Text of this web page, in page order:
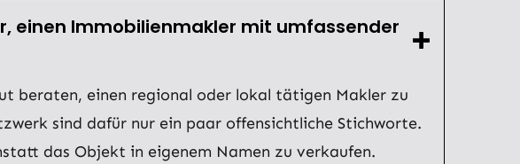
einen Immobilienmakler mit umfassender
beraten, einen regional oder lokal tätigen Makler zu
sind dafür nur ein paar offensichtliche Stichworte.
das Objekt in eigenem Namen zu verkaufen.